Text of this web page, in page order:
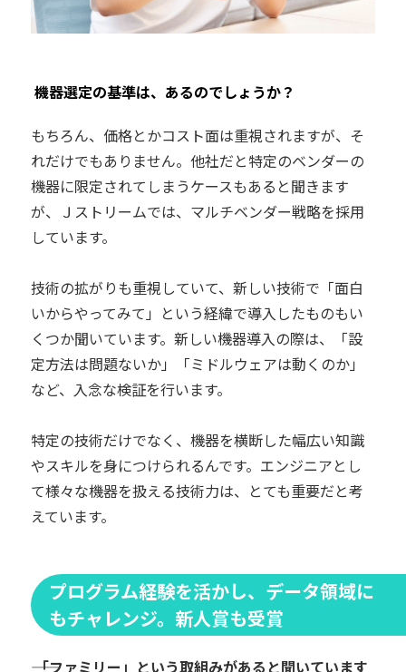
機器選定の基準は、あるのでしょうか？
もちろん、価格とかコスト面は重視されますが、そ
れだけでもありません。他社だと特定のベンダーの
機器に限定されてしまうケースもあると聞きます
が、Ｊストリームでは、マルチベンダー戦略を採用
しています。
技術の拡がりも重視していて、新しい技術で「面白
いからやってみて」という経緯で導入したものもい
くつか聞いています。新しい機器導入の際は、「設
定方法は問題ないか」「ミドルウェアは動くのか」
など、入念な検証を行います。
特定の技術だけでなく、機器を横断した幅広い知識
やスキルを身につけられるんです。エンジニアとし
て様々な機器を扱える技術力は、とても重要だと考
えています。
プログラム経験を活かし、データ領域に
もチャレンジ。新人賞も受賞
―― 「ファミリー」という取組みがあると聞いています